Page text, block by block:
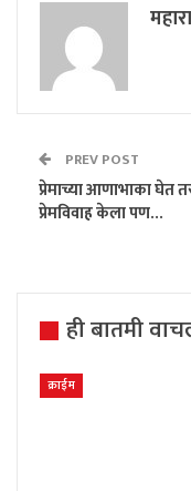
PREV POST
प्रेमाच्या आणाभाका घेत
प्रेमविवाह केला पण…
ही बातमी
क्राईम